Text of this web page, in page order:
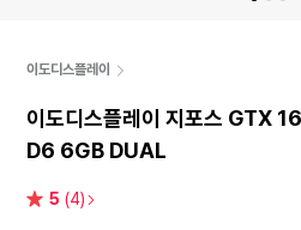
이도디스플레이
이도디스플레이 지포스 GTX
D6 6GB DUAL
별 5 (4)